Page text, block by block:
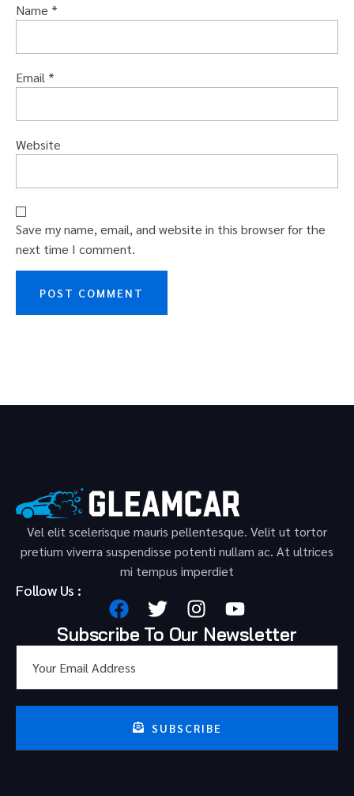
Name *
Email *
Website
Save my name, email, and website in this browser for the
next time I comment.
Vel elit scelerisque mauris pellentesque. Velit ut tortor
pretium viverra suspendisse potenti nullam ac. At ultrices
mi tempus imperdiet
Follow Us :
Subscribe To Our Newsletter
SUBSCRIBE